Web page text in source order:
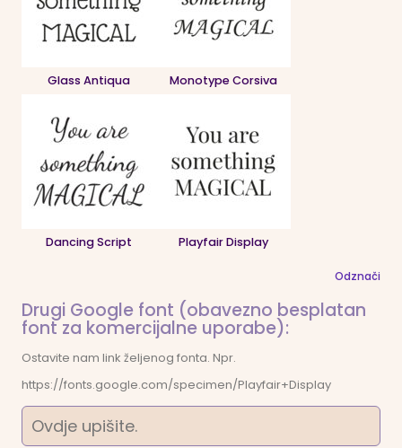
Glass Antiqua Monotype Corsiva
Dancing Script Playfair Display
Odznači
Drugi Google font (obavezno besplatan
font za komercijalne uporabe):
Ostavite nam link željenog fonta. Npr.
https://fonts.google.com/specimen/Playfair+Display